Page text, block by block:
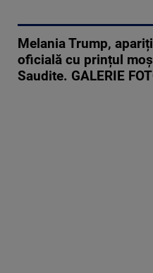
Melania Trump,
oficială cu prințul
Saudite. GALERIE